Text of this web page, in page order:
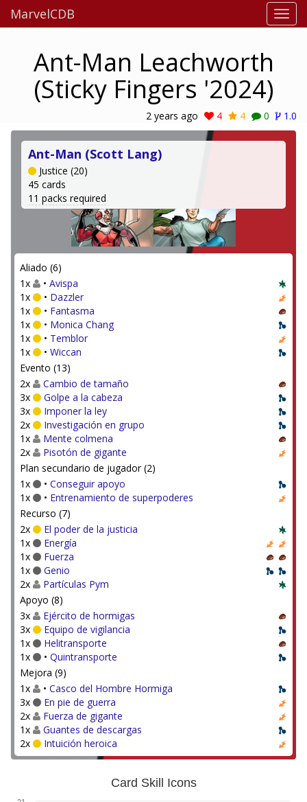
MarvelCDB
Ant-Man Leachworth
(Sticky Fingers '2024)
2 years ago 4 4 0 1.0
Ant-Man (Scott Lang)
Justice (20)
45 cards
11 packs required
Aliado (6)
1x
• Avispa
1x
• Dazzler
1x
• Fantasma
1x
• Monica Chang
1x
• Temblor
1x
• Wiccan
Evento (13)
2x
Cambio de tamaño
3x
Golpe a la cabeza
3x
Imponer la ley
2x
Investigación en grupo
1x
Mente colmena
2x
Pisotón de gigante
Plan secundario de jugador (2)
1x
• Conseguir apoyo
1x
• Entrenamiento de superpoderes
Recurso (7)
2x
El poder de la justicia
1x
Energía
1x
Fuerza
1x
Genio
2x
Partículas Pym
Apoyo (8)
3x
Ejército de hormigas
3x
Equipo de vigilancia
1x
Helitransporte
1x
• Quintransporte
Mejora (9)
1x
• Casco del Hombre Hormiga
3x
En pie de guerra
2x
Fuerza de gigante
1x
Guantes de descargas
2x
Intuición heroica
Card Skill Icons